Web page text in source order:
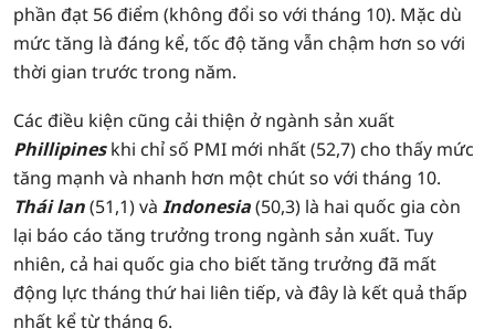
phần đạt 56 điểm (không đổi so với tháng 10). Mặc dù
mức tăng là đáng kể, tốc độ tăng vẫn chậm hơn so với
thời gian trước trong năm.
Các điều kiện cũng cải thiện ở ngành sản xuất
Phillipineskhi chỉ số PMI mới nhất (52,7) cho thấy mức
tăng mạnh và nhanh hơn một chút so với tháng 10.
Thái lan(51,1) và Indonesia(50,3) là hai quốc gia còn
lại báo cáo tăng trưởng trong ngành sản xuất. Tuy
nhiên, cả hai quốc gia cho biết tăng trưởng đã mất
động lực tháng thứ hai liên tiếp, và đây là kết quả thấp
nhất kể từ tháng 6.